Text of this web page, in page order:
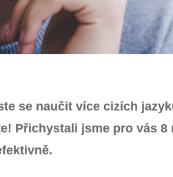
se naučit více cizích
Přichystali jsme pro vás